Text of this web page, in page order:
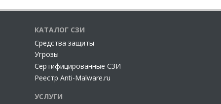
КАТАЛОГ СЗИ
Cредства защиты
Угрозы
Сертифицированные СЗИ
Реестр Anti-Malware.ru
УСЛУГИ